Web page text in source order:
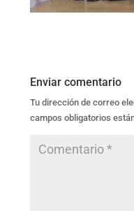
Enviar comentario
Tu dirección de correo
campos obligatorios